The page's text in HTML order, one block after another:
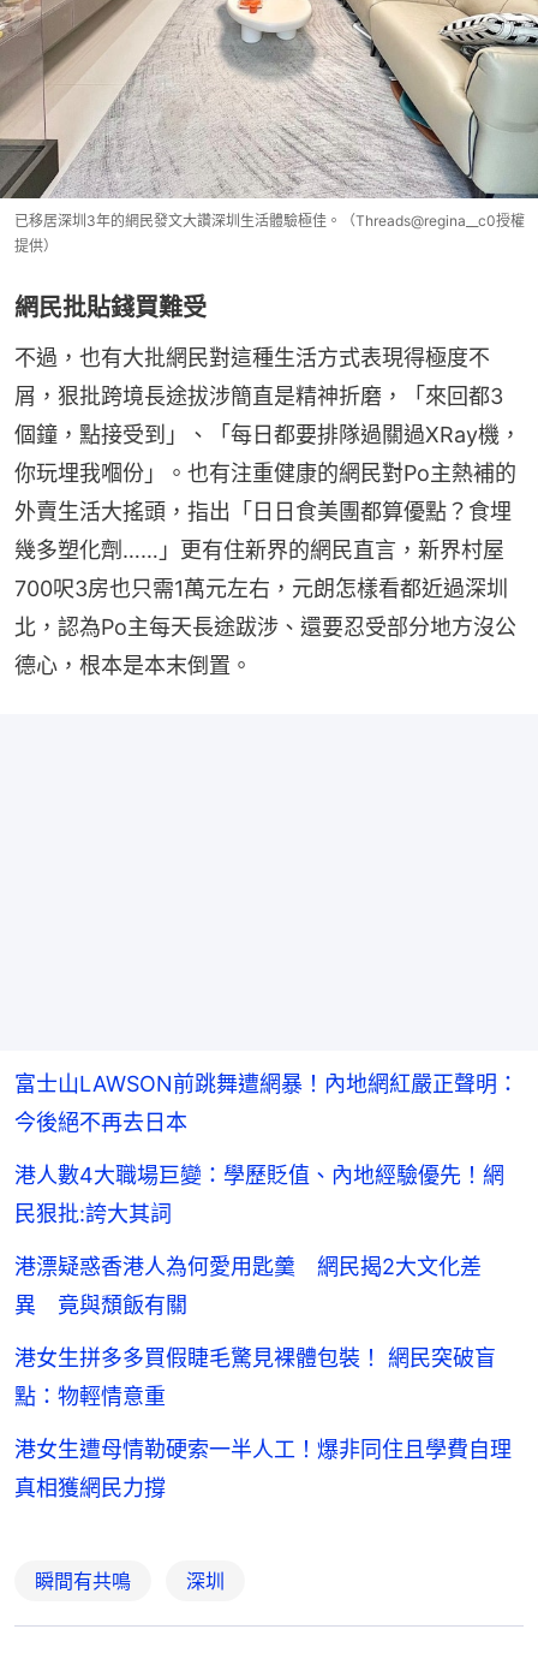
已移居深圳3年的網民發文大讚深圳生活體驗極佳。（Threads@regina__c0授權
提供）
網民批貼錢買難受
不過，也有大批網民對這種生活方式表現得極度不
屑，狠批跨境長途拔涉簡直是精神折磨，「來回都3
個鐘，點接受到」、「每日都要排隊過關過XRay機，
你玩埋我嗰份」。也有注重健康的網民對Po主熱補的
外賣生活大搖頭，指出「日日食美團都算優點？食埋
幾多塑化劑……」更有住新界的網民直言，新界村屋
700呎3房也只需1萬元左右，元朗怎樣看都近過深圳
北，認為Po主每天長途跋涉、還要忍受部分地方沒公
德心，根本是本末倒置。
富士山LAWSON前跳舞遭網暴！內地網紅嚴正聲明：
今後絕不再去日本
港人數4大職場巨變：學歷貶值、內地經驗優先！網
民狠批:誇大其詞
港漂疑惑香港人為何愛用匙羹 網民揭2大文化差
異 竟與頹飯有關
港女生拼多多買假睫毛驚見裸體包裝！ 網民突破盲
點：物輕情意重
港女生遭母情勒硬索一半人工！爆非同住且學費自理
真相獲網民力撐
瞬間有共鳴 深圳